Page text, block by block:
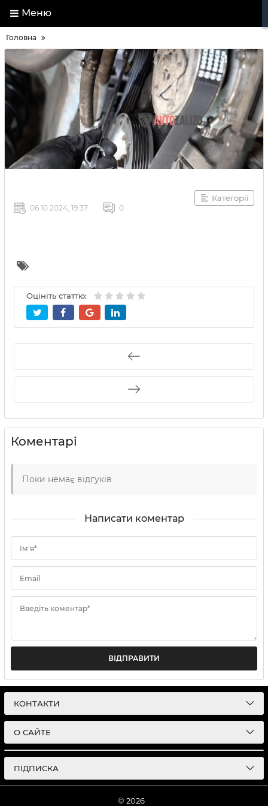
Меню
Головна
Категорії
06 10 2024, 19:37 0
Оцініть статтю:
Коментарі
Поки немає відгуків
Написати коментар
Ім'я*
Email
Введіть коментар*
ВІДПРАВИТИ
КОНТАКТИ
О САЙТЕ
ПІДПИСКА
© 2026